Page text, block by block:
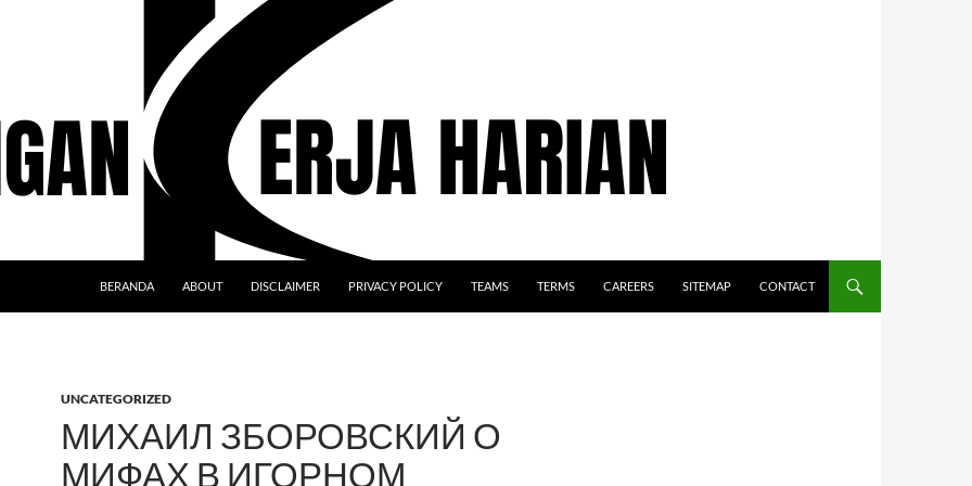
BERANDA ABOUT DISCLAIMER PRIVACY POLICY TEAMS TERMS CAREERS SITEMAP CONTACT
UNCATEGORIZED
МИХАИЛ ЗБОРОВСКИЙ О
МИФАХ В ИГОРНОМ